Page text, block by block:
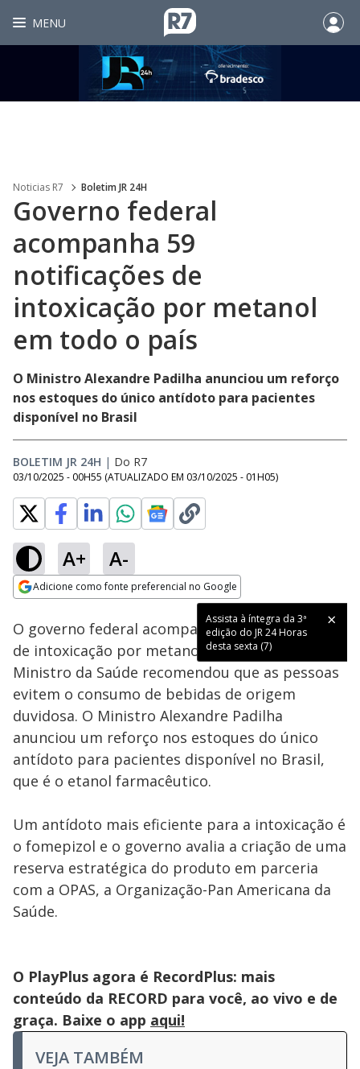
MENU
Noticias R7 Boletim JR 24H
Governo federal
acompanha 59
notificações de
intoxicação por metanol
em todo o país
O Ministro Alexandre Padilha anunciou um reforço
nos estoques do único antídoto para pacientes
disponível no Brasil
BOLETIM JR 24H | Do R7
03/10/2025 - 00H55 (ATUALIZADO EM 03/10/2025 - 01H05)
A+ A-
Adicione como fonte preferencial no Google
Assista à íntegra da 3ª
edição do JR 24 Horas
desta sexta (7)
Ativar
Loaded
57.76%
O governo federal acompanha 59 notificações
de intoxicação por metanol em todo o país. O
Ministro da Saúde recomendou que as pessoas
evitem o consumo de bebidas de origem
duvidosa. O Ministro Alexandre Padilha
anunciou um reforço nos estoques do único
antídoto para pacientes disponível no Brasil,
que é o etanol farmacêutico.
Um antídoto mais eficiente para a intoxicação é
o fomepizol e o governo avalia a criação de uma
reserva estratégica do produto em parceria
com a OPAS, a Organização-Pan Americana da
Saúde.
O PlayPlus agora é RecordPlus: mais
conteúdo da RECORD para você, ao vivo e de
graça. Baixe o app aqui!
VEJA TAMBÉM